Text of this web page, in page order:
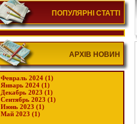
ПОПУЛЯРНІ СТАТТІ
АРХІВ НОВИН
Февраль 2024 (1)
Январь 2024 (1)
Декабрь 2023 (1)
Сентябрь 2023 (1)
Июнь 2023 (1)
Май 2023 (1)